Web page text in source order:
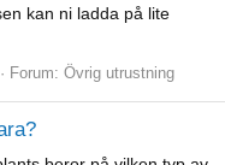
kan ni ladda på lite
Forum: Övrig utrustning